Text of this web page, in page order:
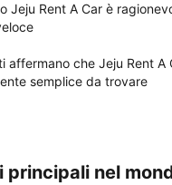
Jeju Rent A Car è
affermano che Jeju Rent A
semplice da trovare
principali nel